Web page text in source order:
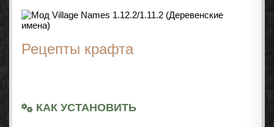
Рецепты крафта
КАК УСТАНОВИТЬ